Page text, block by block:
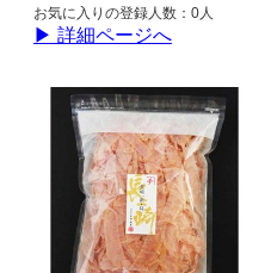
お気に入りの登録人数：0人
▶ 詳細ページへ